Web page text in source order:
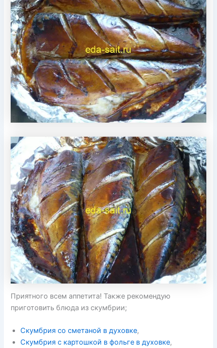
Приятного всем аппетита! Также рекомендую
приготовить блюда из скумбрии;
Скумбрия со сметаной в духовке,
Скумбрия с картошкой в фольге в духовке,